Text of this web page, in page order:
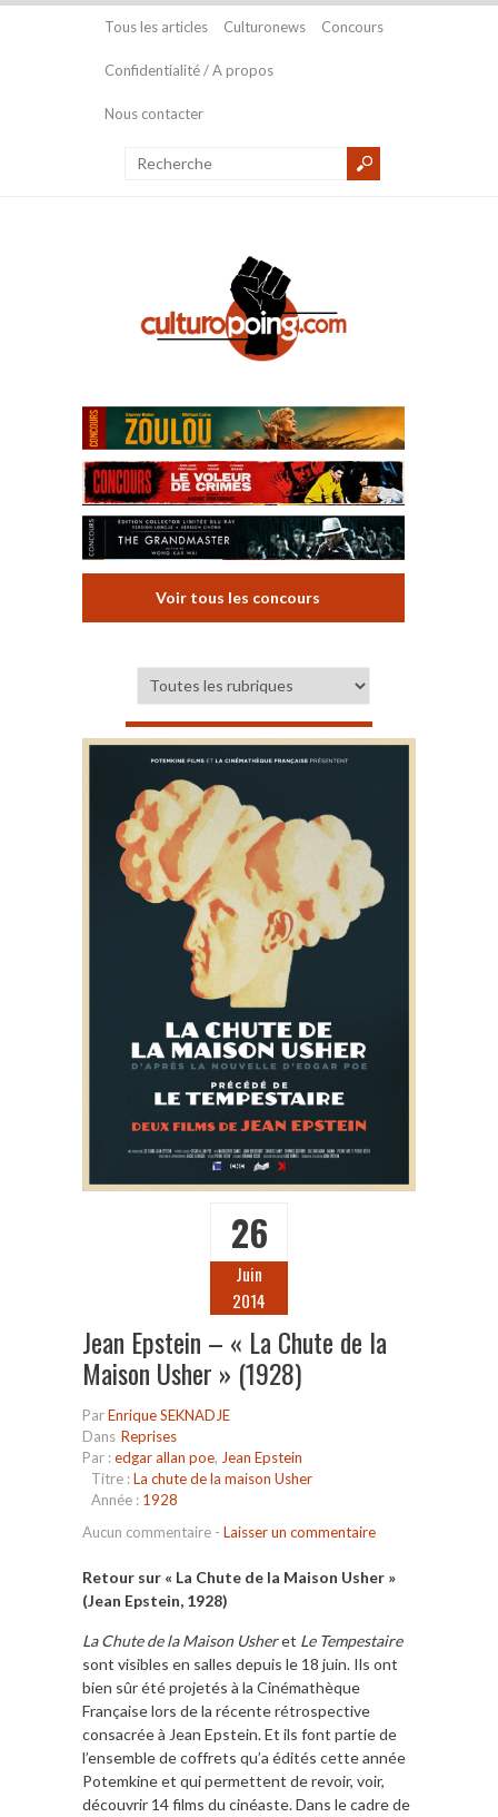
Tous les articles Culturonews Concours
Confidentialité / A propos
Nous contacter
Voir tous les concours
26
Juin
2014
Jean Epstein – « La Chute de la
Maison Usher » (1928)
ParEnrique SEKNADJE
Dans Reprises
Par :edgar allan poe, Jean Epstein
Titre :La chute de la maison Usher
Année : 1928
Aucun commentaire - Laisser un commentaire
Retour sur « La Chute de la Maison Usher »
(Jean Epstein, 1928)
La Chute de la Maison Usheret Le Tempestaire
sont visibles en salles depuis le 18 juin. Ils ont
bien sûr été projetés à la Cinémathèque
Française lors de la récente rétrospective
consacrée à Jean Epstein. Et ils font partie de
l’ensemble de coffrets qu’a édités cette année
Potemkine et qui permettent de revoir, voir,
découvrir 14 films du cinéaste. Dans le cadre de